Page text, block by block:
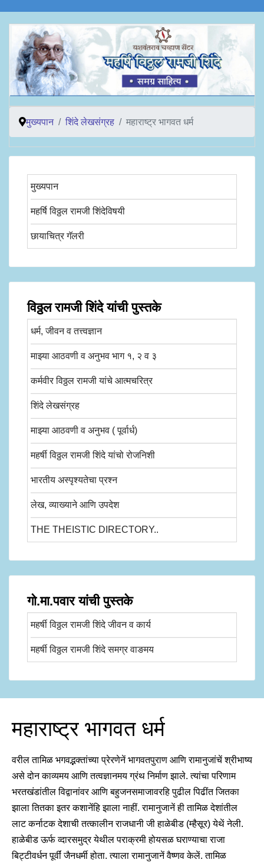
मुख्यपान शिंदे लेखसंग्रह महाराष्ट्र भागवत धर्म
मुख्यपान
महर्षि विठ्ठल रामजी शिंदेविषयी
छायाचित्र गॅलरी
विठ्ठल रामजी शिंदे यांची पुस्तके
धर्म, जीवन व तत्त्वज्ञान
माझ्या आठवणी व अनुभव भाग १, २ व ३
कर्मवीर विठ्ठल रामजी यांचे आत्मचरित्र
शिंदे लेखसंग्रह
माझ्या आठवणी व अनुभव ( पूर्वार्ध)
महर्षी विठ्ठल रामजी शिंदे यांचो रोजनिशी
भारतीय अस्पृश्यतेचा प्रश्न
लेख, व्याख्याने आणि उपदेश
THE THEISTIC DIRECTORY..
गो.मा.पवार यांची पुस्तके
महर्षी विठ्ठल रामजी शिंदे जीवन व कार्य
महर्षी विठ्ठल रामजी शिंदे समग्र वाङमय
महाराष्ट्र भागवत धर्म
वरील तामिळ भगवद्भक्तांच्या प्रेरणेनें भागवतपुराण आणि रामानुजांचें श्रीभाष्य
असे दोन काव्यमय आणि तत्वज्ञानमय ग्रंथ निर्माण झाले. त्यांचा परिणाम
भरतखंडांतील विद्वानांवर आणि बहुजनसमाजावरहि पुढील पिढींत जितका
झाला तितका इतर कशानेंहि झाला नाहीं. रामानुजानें ही तामिळ देशांतील
लाट कर्नाटक देशाची तत्कालीन राजधानी जी हाळेबीड (म्हैसूर) येथें नेली.
हाळेबीड ऊर्फ व्दारसमुद्र येथील पराक्रमी होयसळ घराण्याचा राजा
बिट्टीवर्धन पूर्वीं जैनधर्मी होता. त्याला रामानुजानें वैष्णव केलें. तामिळ